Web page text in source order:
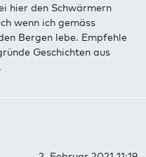
hier den Schwärmern
wenn ich gemäss
Bergen lebe. Empfehle
Geschichten aus